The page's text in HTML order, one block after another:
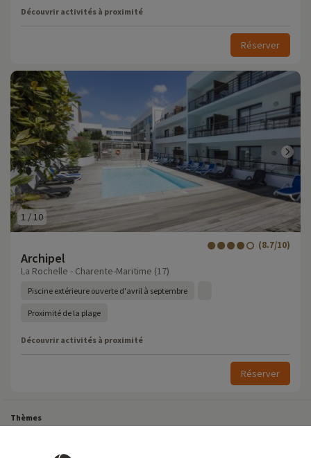
Découvrir activités à proximité
Réserver
1 /10
Archipel
(8.7/10)
La Rochelle - Charente-Maritime (17)
Piscine extérieure ouverte d'avril à septembre
Proximité de la plage
Découvrir activités à proximité
Réserver
Thèmes
Court séjour de dernière minute